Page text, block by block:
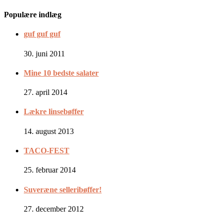
Populære indlæg
guf guf guf
30. juni 2011
Mine 10 bedste salater
27. april 2014
Lækre linsebøffer
14. august 2013
TACO-FEST
25. februar 2014
Suveræne selleribøffer!
27. december 2012